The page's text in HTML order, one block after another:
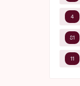
4
81
11